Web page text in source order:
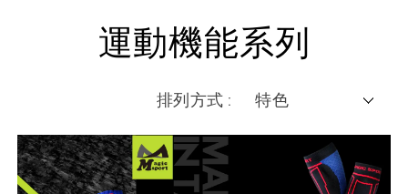
運動機能系列
排列方式 :